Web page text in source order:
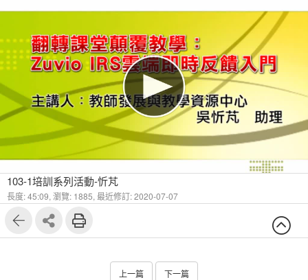
103-1培訓系列活動-忻芃
長度: 45:09, 瀏覽: 1885, 最近修訂: 2020-07-07
上一篇 下一篇